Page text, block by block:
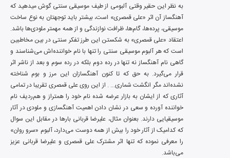
به نظر این حقیر وقتی آلبومی از طیف موسیقی سنتی گوش میدهید که
آهنگساز آن اثر «علی قمصری» است، بیشتر باید توجهتان به نوع ساخت
قرار می‌گیرد. به حق که تا کنون آهنگسازان این مرز و بوم شناخته
خواننده آورده و سعی در نشان دادن اهمیت آهنگسازی و ملودی در آثار